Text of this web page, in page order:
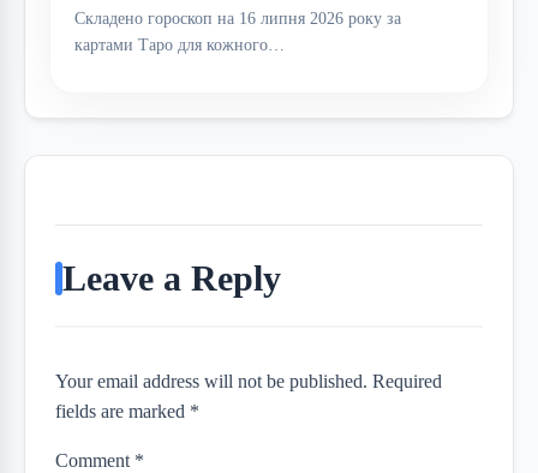
Складено гороскоп на 16 липня 2026 року за
картами Таро для кожного…
Leave a Reply
Your email address will not be published. Required
fields are marked *
Comment *